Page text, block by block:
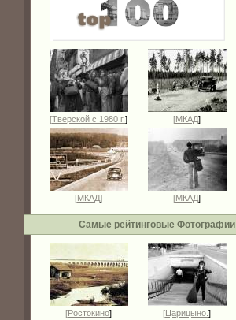
[Тверской с 1980 г.] [МКАД]
[МКАД] [МКАД]
Самые рейтинговые Фотографии
[Ростокино] [ Царицыно. ]